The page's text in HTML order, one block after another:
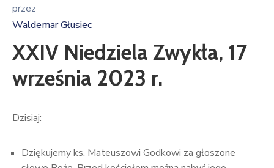
przez
Waldemar Głusiec
XXIV Niedziela Zwykła, 17
września 2023 r.
Dzisiaj:
Dziękujemy ks. Mateuszowi Godkowi za głoszone